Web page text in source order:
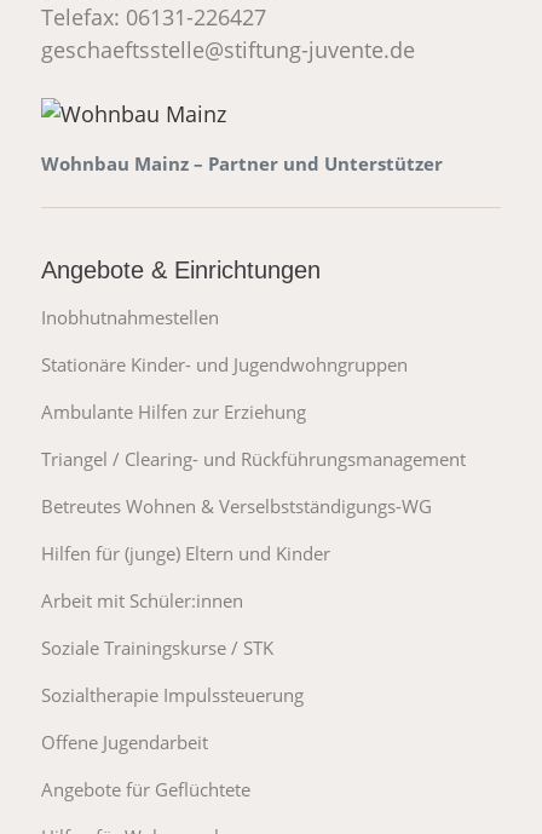
Telefax: 06131-226427
geschaeftsstelle
_at_
stiftung-juvente.de
Wohnbau Mainz – Partner und Unterstützer
Angebote & Einrichtungen
Inobhutnahmestellen
Stationäre Kinder- und Jugendwohngruppen
Ambulante Hilfen zur Erziehung
Triangel / Clearing- und Rückführungsmanagement
Betreutes Wohnen & Verselbstständigungs-WG
Hilfen für (junge) Eltern und Kinder
Arbeit mit Schüler:innen
Soziale Trainingskurse / STK
Sozialtherapie Impulssteuerung
Offene Jugendarbeit
Angebote für Geflüchtete